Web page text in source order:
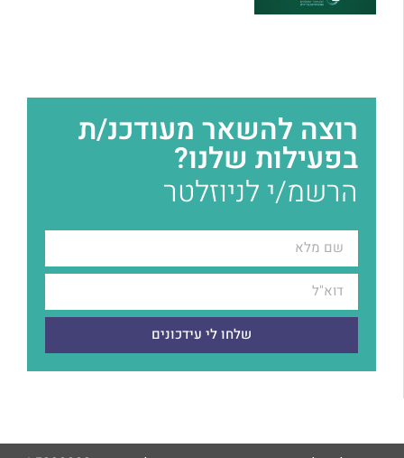
רוצה להשאר מעודכנ/ת
בפעילות שלנו?
הרשמ/י לניוזלטר
שלחו לי עידכונים